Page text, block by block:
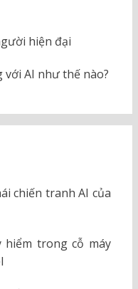
hiện đại
với AI như thế nào?
chiến tranh AI của
hiểm trong cỗ máy